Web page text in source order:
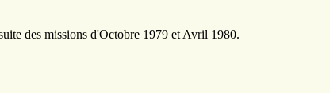
des missions d'Octobre 1979 et Avril 1980.